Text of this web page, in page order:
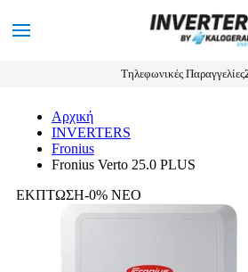
Τηλεφωνικές Παραγγελίες
MENU
Αρχική
INVERTERS
Fronius
Fronius Verto 25.0 PLUS
ΕΚΠΤΩΣΗ-0% ΝΕΟ